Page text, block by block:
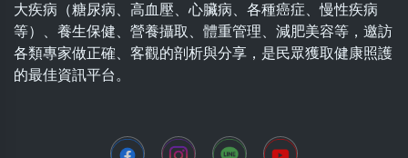
大疾病（糖尿病、高血壓、心臟病、各種癌症、慢性疾病
等）、養生保健、營養攝取、體重管理、減肥美容等，邀訪
各類專家做正確、客觀的剖析與分享，是民眾獲取健康照護
的最佳資訊平台。